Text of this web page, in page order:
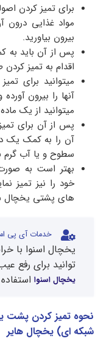
برای تمیز کردن
مواد غذایی درون
بیرون بیاورید.
پس از آن باید به
اقدام به تمیز
میتوانید برای
آنها را بیرون
میتوانید از یک
پس از آن برای
آن را به کمک یک
سطوح و یا آب گرم
بهتر است به
خود را نیز تمیز
های پشتی یخچال
خدمات آی پی
یخچال اسنوا با
توانید برای رفع
یخچال اسنوا
نحوه تمیز کردن پشت
شبکه ای) یخچال هایر